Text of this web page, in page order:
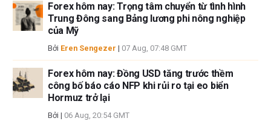
Forex hôm nay: Trọng tâm chuyển từ tình hình
Trung Đông sang Bảng lương phi nông nghiệp
của Mỹ
Bởi Eren Sengezer | 07 Aug, 07:48 GMT
Forex hôm nay: Đồng USD tăng trước thềm
công bố báo cáo NFP khi rủi ro tại eo biển
Hormuz trở lại
Bởi | 06 Aug, 20:54 GMT